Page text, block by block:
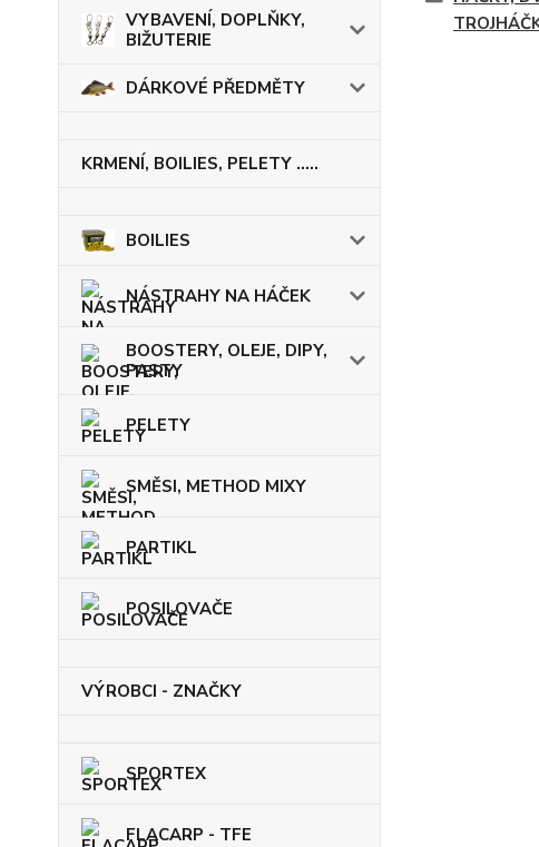
VYBAVENÍ, DOPLŇKY,
BIŽUTERIE
DÁRKOVÉ PŘEDMĚTY
KRMENÍ, BOILIES, PELETY .....
BOILIES
NÁSTRAHY NA HÁČEK
BOOSTERY, OLEJE, DIPY,
PASTY
PELETY
SMĚSI, METHOD MIXY
PARTIKL
POSILOVAČE
VÝROBCI - ZNAČKY
SPORTEX
FLACARP - TFE